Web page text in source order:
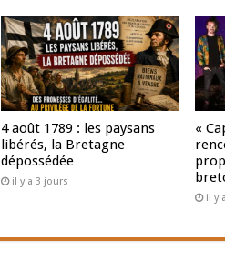
4 août 1789 : les paysans
libérés, la Bretagne
dépossédée
il y a 3 jours
«
il y